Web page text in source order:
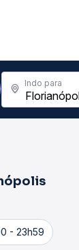
Indo para
- 23h59